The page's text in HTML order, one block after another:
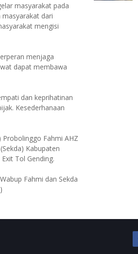
masyarakat pada
dari
mengisi
menjaga
dapat membawa
dan keprihatinan
Kesederhanaan
Fahmi AHZ
Kabupaten
Tol Gending.
Fahmi dan Sekda